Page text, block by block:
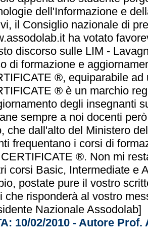
dell'Informazione e
il Consiglio nazionale di
ha votato
discorso sulle LIM -
di formazione e
®, equiparabile
® è un marchio
degli insegnanti
sempre a noi docenti
che dall'alto del Ministero
frequentano i corsi di
®. Non mi
corsi Basic, Intermediate e
postate pure il vostro
che risponderà al vostro
Nazionale Assodolab]
10/02/2010 - Autore